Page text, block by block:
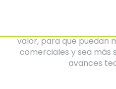
valor, para que puedan
comerciales y sea más
avances